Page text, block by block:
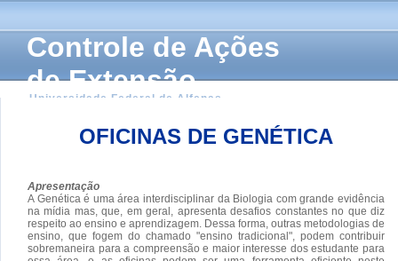
Controle de Ações
de Extensão
Universidade Federal de Alfenas
OFICINAS DE GENÉTICA
Apresentação
A Genética é uma área interdisciplinar da Biologia com grande evidência
na mídia mas, que, em geral, apresenta desafios constantes no que diz
respeito ao ensino e aprendizagem. Dessa forma, outras metodologias de
ensino, que fogem do chamado "ensino tradicional", podem contribuir
sobremaneira para a compreensão e maior interesse dos estudante para